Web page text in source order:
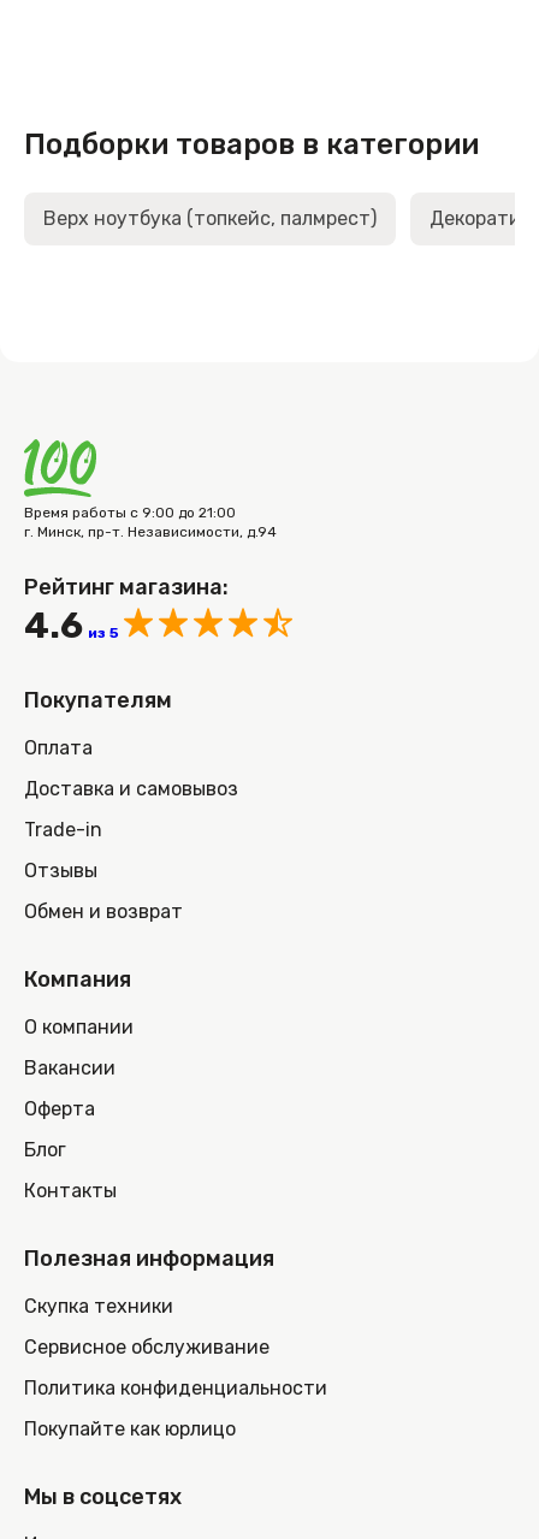
Подборки товаров в категории
Верх ноутбука (топкейс, палмрест)
Время работы с 9:00 до 21:00
г. Минск, пр-т. Независимости, д.94
Рейтинг магазина:
4.6 из 5
Покупателям
Оплата
Доставка и самовывоз
Trade-in
Отзывы
Обмен и возврат
Компания
О компании
Вакансии
Оферта
Блог
Контакты
Полезная информация
Скупка техники
Сервисное обслуживание
Политика конфиденциальности
Покупайте как юрлицо
Мы в соцсетях